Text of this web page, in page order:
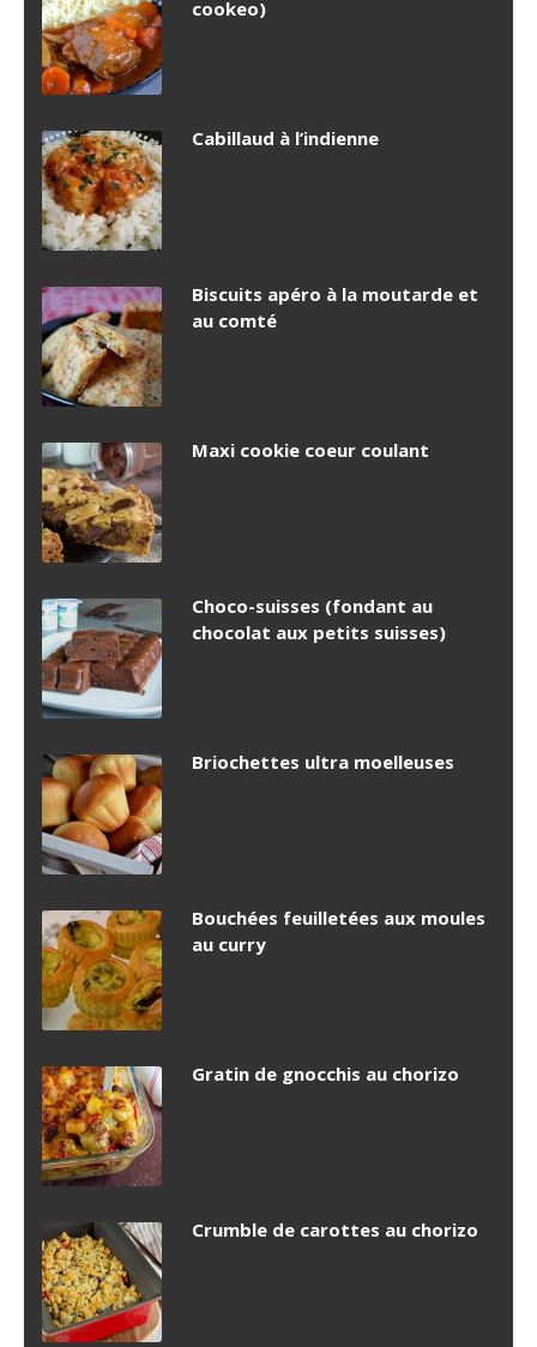
cookeo)
Cabillaud à l’indienne
Biscuits apéro à la moutarde et
au comté
Maxi cookie coeur coulant
Choco-suisses (fondant au
chocolat aux petits suisses)
Briochettes ultra moelleuses
Bouchées feuilletées aux moules
au curry
Gratin de gnocchis au chorizo
Crumble de carottes au chorizo